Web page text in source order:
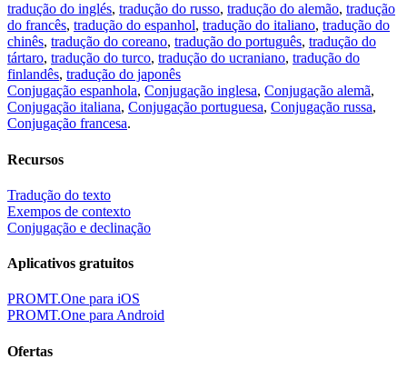
tradução do inglés, tradução do russo, tradução do alemão, tradução
do francês, tradução do espanhol, tradução do italiano, tradução do
chinês, tradução do coreano, tradução do português, tradução do
tártaro, tradução do turco, tradução do ucraniano, tradução do
finlandês, tradução do japonês
Conjugação espanhola, Conjugação inglesa, Conjugação alemã,
Conjugação italiana, Conjugação portuguesa, Conjugação russa,
Conjugação francesa.
Recursos
Tradução do texto
Exempos de contexto
Conjugação e declinação
Aplicativos gratuitos
PROMT.One para iOS
PROMT.One para Android
Ofertas